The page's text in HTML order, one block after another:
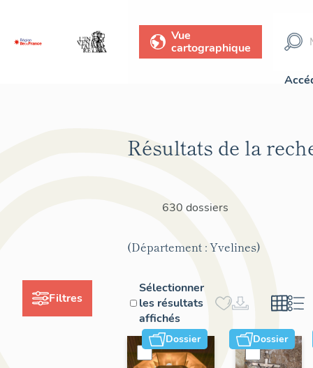
Vue
cartographique
Filtres
Résultats de la
630 dossiers
(Département : Yvelines)
Sélectionner
les résultats
affichés
Dossier Dossier